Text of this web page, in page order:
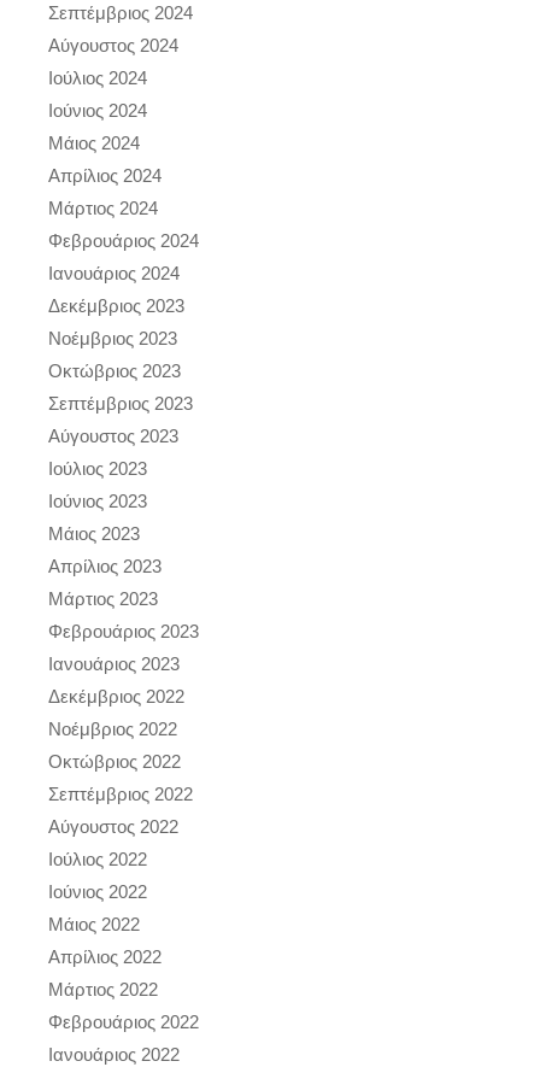
Σεπτέμβριος 2024
Αύγουστος 2024
Ιούλιος 2024
Ιούνιος 2024
Μάιος 2024
Απρίλιος 2024
Μάρτιος 2024
Φεβρουάριος 2024
Ιανουάριος 2024
Δεκέμβριος 2023
Νοέμβριος 2023
Οκτώβριος 2023
Σεπτέμβριος 2023
Αύγουστος 2023
Ιούλιος 2023
Ιούνιος 2023
Μάιος 2023
Απρίλιος 2023
Μάρτιος 2023
Φεβρουάριος 2023
Ιανουάριος 2023
Δεκέμβριος 2022
Νοέμβριος 2022
Οκτώβριος 2022
Σεπτέμβριος 2022
Αύγουστος 2022
Ιούλιος 2022
Ιούνιος 2022
Μάιος 2022
Απρίλιος 2022
Μάρτιος 2022
Φεβρουάριος 2022
Ιανουάριος 2022